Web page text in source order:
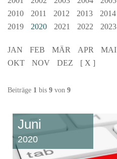
2010
2011 2012 2013 2014
2019
2020 2021 2022 2023
JAN FEB MÄR APR MAI
OKT
NOV DEZ [ X ]
Beiträge 1 bis 9 von 9
Juni
2020